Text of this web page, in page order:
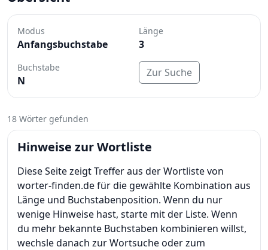
Modus
Anfangsbuchstabe
Länge
3
Buchstabe
N
Zur Suche
18 Wörter gefunden
Hinweise zur Wortliste
Diese Seite zeigt Treffer aus der Wortliste von
worter-finden.de für die gewählte Kombination aus
Länge und Buchstabenposition. Wenn du nur
wenige Hinweise hast, starte mit der Liste. Wenn
du mehr bekannte Buchstaben kombinieren willst,
wechsle danach zur Wortsuche oder zum